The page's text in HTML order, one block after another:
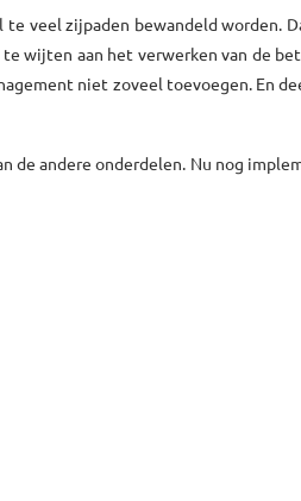
veel zijpaden bewandeld worden.
te wijten aan het verwerken van de
niet zoveel toevoegen. En
de andere onderdelen. Nu nog